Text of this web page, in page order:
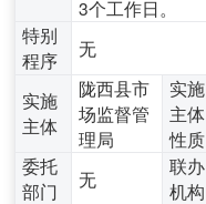
3个工作日。
特别
程序
无
实施
主体
陇西县市
场监督管
理局
实施
主体
性质
委托
部门
无
联办
机构